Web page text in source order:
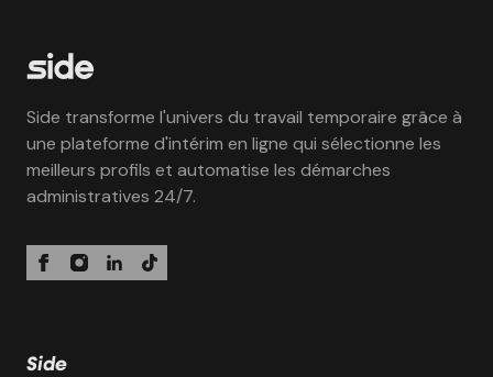
Side transforme l'univers du travail temporaire grâce à
une plateforme d'intérim en ligne qui sélectionne les
meilleurs profils et automatise les démarches
administratives 24/7.
Side